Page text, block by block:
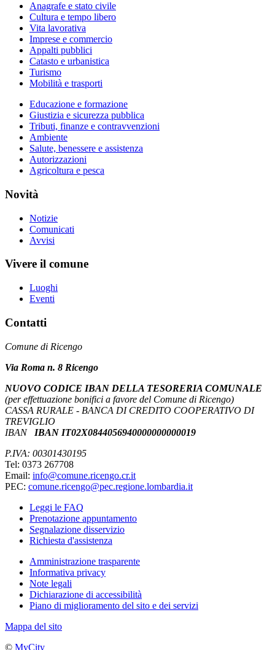
Anagrafe e stato civile
Cultura e tempo libero
Vita lavorativa
Imprese e commercio
Appalti pubblici
Catasto e urbanistica
Turismo
Mobilità e trasporti
Educazione e formazione
Giustizia e sicurezza pubblica
Tributi, finanze e contravvenzioni
Ambiente
Salute, benessere e assistenza
Autorizzazioni
Agricoltura e pesca
Novità
Notizie
Comunicati
Avvisi
Vivere il comune
Luoghi
Eventi
Contatti
Comune di Ricengo
Via Roma n. 8 Ricengo
NUOVO CODICE IBAN DELLA TESORERIA COMUNALE
(per effettuazione bonifici a favore del Comune di Ricengo)
CASSA RURALE - BANCA DI CREDITO COOPERATIVO DI
TREVIGLIO
IBAN
IBAN IT02X0844056940000000000019
P.IVA: 00301430195
Tel: 0373 267708
Email: info@comune.ricengo.cr.it
PEC: comune.ricengo@pec.regione.lombardia.it
Leggi le FAQ
Prenotazione appuntamento
Segnalazione disservizio
Richiesta d'assistenza
Amministrazione trasparente
Informativa privacy
Note legali
Dichiarazione di accessibilità
Piano di miglioramento del sito e dei servizi
Mappa del sito
© MyCity